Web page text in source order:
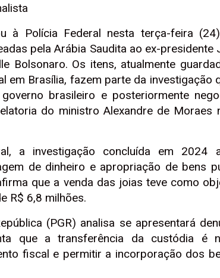
à Polícia Federal nesta terça-feira
pela Arábia Saudita ao ex-presidente
Bolsonaro. Os itens, atualmente
em Brasília, fazem parte da investigação
brasileiro e posteriormente
do ministro Alexandre de Moraes
a investigação concluída em 2024
de dinheiro e apropriação de bens
que a venda das joias teve como
R$ 6,8 milhões.
(PGR) analisa se apresentará
que a transferência da custódia é
fiscal e permitir a incorporação dos